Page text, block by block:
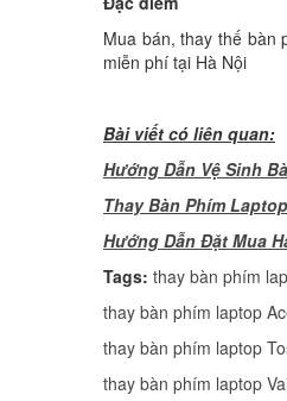
Mua bán, thay thế bàn
miễn phí tại Hà Nội
Bài viết có liên quan:
Hướng Dẫn Vệ Sinh
Thay Bàn Phím Laptop
Hướng Dẫn Đặt Mua
Tags: thay bàn phím
thay bàn phím laptop
thay bàn phím laptop
thay bàn phím laptop